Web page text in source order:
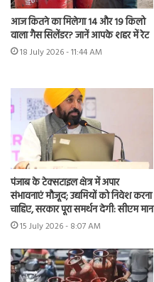
आज कितने का मिलेगा 14 और 19 किलो
वाला गैस सिलेंडर? जानें आपके शहर में रेट
18 July 2026 - 11:44 AM
पंजाब के टेक्सटाइल क्षेत्र में अपार
संभावनाएं मौजूद; उद्यमियों को निवेश करना
चाहिए, सरकार पूरा समर्थन देगी: सीएम मान
15 July 2026 - 8:07 AM